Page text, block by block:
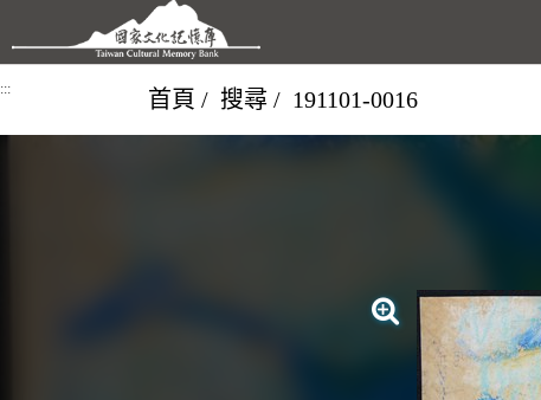
跳到主要內容區塊
::: 首頁 搜尋 191101-0016